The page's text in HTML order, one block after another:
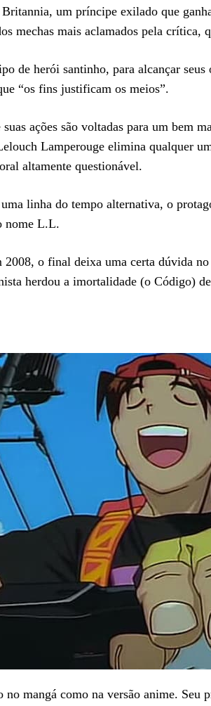
um príncipe exilado que
mechas mais aclamados pela
de herói santinho, para alcançar
“os fins justificam os meios”.
ações são voltadas para um bem
Lamperouge elimina qualquer
altamente questionável.
linha do tempo alternativa, o
nome L.L.
o final deixa uma certa dúvida
herdou a imortalidade (o Código)
mangá como na versão anime. Seu